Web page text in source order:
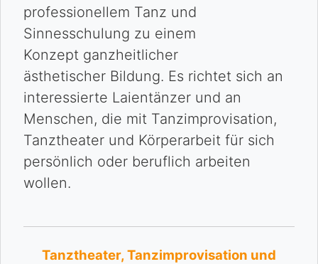
professionellem Tanz und
Sinnesschulung zu einem
Konzept ganzheitlicher
ästhetischer Bildung. Es richtet sich an
interessierte Laientänzer und an
Menschen, die mit Tanzimprovisation,
Tanztheater und Körperarbeit für sich
persönlich oder beruflich arbeiten
wollen.
Tanztheater, Tanzimprovisation und